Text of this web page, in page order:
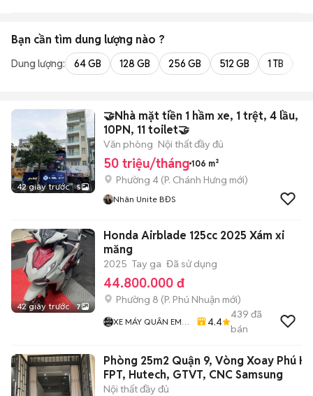
Bạn cần tìm dung lượng nào ?
Dung lượng: 64 GB 128 GB 256 GB 512 GB 1 TB
42 giây trước 5
🤝Nhà mặt tiền 1 hầm xe, 1 trệt, 4 lầu,
10PN, 11 toilet🤝
Văn phòng Nội thất đầy đủ
50 triệu/tháng 106 m²
Phường 4 (P. Chánh Hưng mới)
Nhân Unite BĐS
42 giây trước 7
Honda Airblade 125cc 2025 Xám xi
măng
2025 Tay ga Đã sử dụng
44.800.000 đ
Phường 8 (P. Phú Nhuận mới)
XE MÁY QUÂN EM
4.4
439 đã
bán
Phòng 25m2 Quận 9, Vòng Xoay Phú
FPT, Hutech, GTVT, CNC Samsung
Nội thất đầy đủ